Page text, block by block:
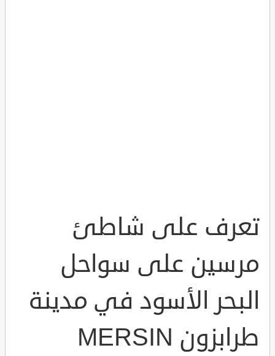
تعرف على شاطئ
مرسين على سواحل
البحر الأسود في مدينة
طرابزون MERSIN